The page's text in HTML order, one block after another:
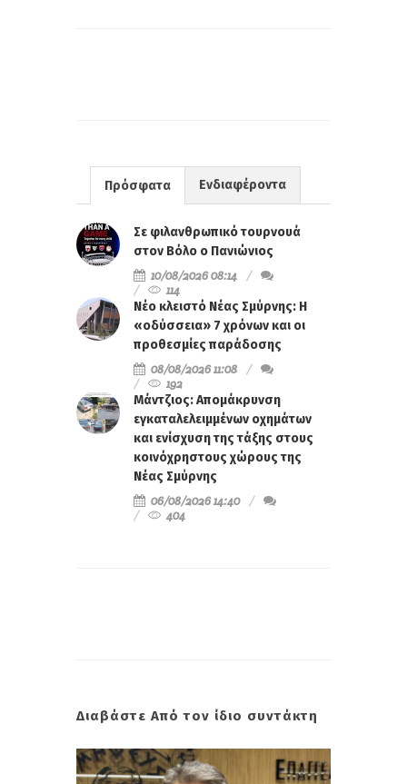
Πρόσφατα Ενδιαφέροντα
Σε φιλανθρωπικό τουρνουά
στον Βόλο ο Πανιώνιος
10/08/2026 08:14
114
Νέο κλειστό Νέας Σμύρνης: Η
«οδύσσεια» 7 χρόνων και οι
προθεσμίες παράδοσης
08/08/2026 11:08
192
Μάντζιος: Απομάκρυνση
εγκαταλελειμμένων οχημάτων
και ενίσχυση της τάξης στους
κοινόχρηστους χώρους της
Νέας Σμύρνης
06/08/2026 14:40
404
Διαβάστε Από τον ίδιο συντάκτη